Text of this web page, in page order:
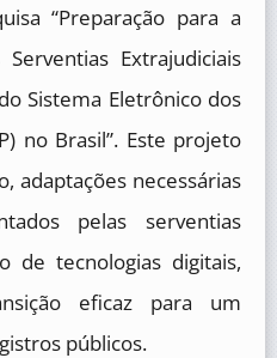
“Preparação para a
Extrajudiciais
Sistema Eletrônico dos
no Brasil”. Este projeto
adaptações necessárias
pelas serventias
de tecnologias digitais,
eficaz para um
públicos.